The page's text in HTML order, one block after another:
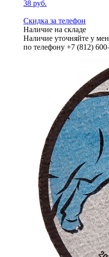
38 руб.
Скидка за телефон
Наличие на складе
Наличие уточняйте у
по телефону +7 (812)